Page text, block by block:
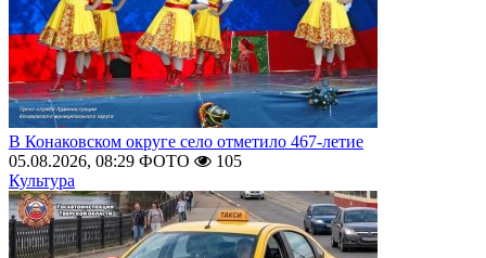
В Конаковском округе село отметило 467-летие
05.08.2026, 08:29 ФОТО
105
Культура